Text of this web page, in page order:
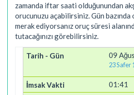
zamanda iftar saati olduğunundan
orucunuzu açabilirsiniz. Gün bazında
merak ediyorsanız oruç süresi
tutacağınızı görebilirsiniz.
09
23 Safer
01:41